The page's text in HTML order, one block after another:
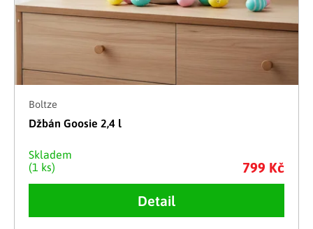
Boltze
Džbán Goosie 2,4 l
Skladem
(1 ks)
799 Kč
Detail